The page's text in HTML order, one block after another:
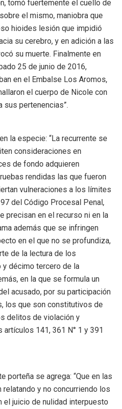
tomó fuertemente el cuello de
el mismo, maniobra que
hioides lesión que impidió
su cerebro, y en adición a las
su muerte. Finalmente en
25 de junio de 2016,
en el Embalse Los Aromos,
el cuerpo de Nicole con
sus pertenencias”.
la especie: “La recurrente se
consideraciones en
de fondo adquieren
rendidas las que fueron
vulneraciones a los límites
del Código Procesal Penal,
precisan en el recurso ni en la
además que se infringen
en el que no se profundiza,
de la lectura de los
décimo tercero de la
en la que se formula un
acusado, por su participación
los que son constitutivos de
delitos de violación y
141, 361 N° 1 y 391
porteña se agrega: “Que en las
y no concurriendo los
el juicio de nulidad interpuesto